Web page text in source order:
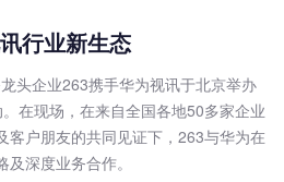
行业新生态
头企业263携手华为视讯于北京举办
在现场，在来自全国各地50多家企业
客户朋友的共同见证下，263与华为在
深度业务合作。